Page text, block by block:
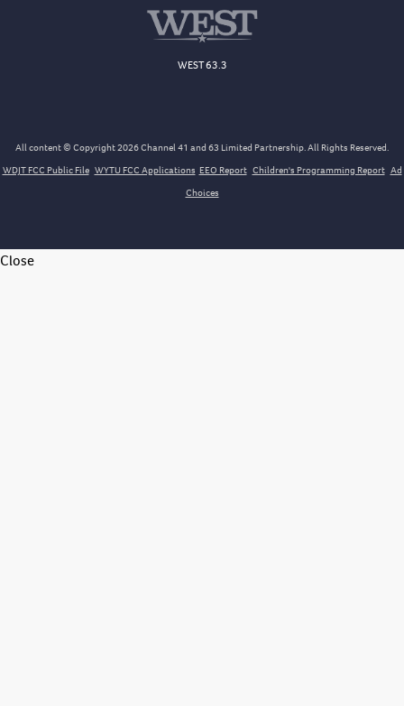
WEST 63.3
All content © Copyright 2026 Channel 41 and 63 Limited Partnership. All Rights Reserved.
WDJT FCC Public File WYTU FCC Applications EEO Report Children's Programming Report Ad
Choices
Close